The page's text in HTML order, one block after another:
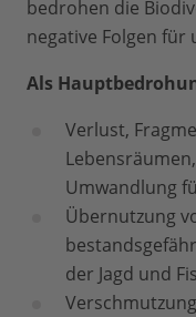
bedrohen die
negative Folgen für
Als
Verlust,
Umwandlung
Übernutzung
der Jagd und